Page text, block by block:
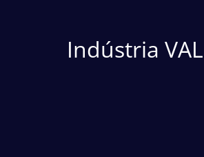
Indústria